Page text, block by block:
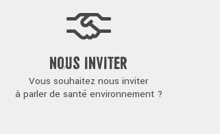
NOUS INVITER
Vous souhaitez nous inviter
à parler de santé environnement ?